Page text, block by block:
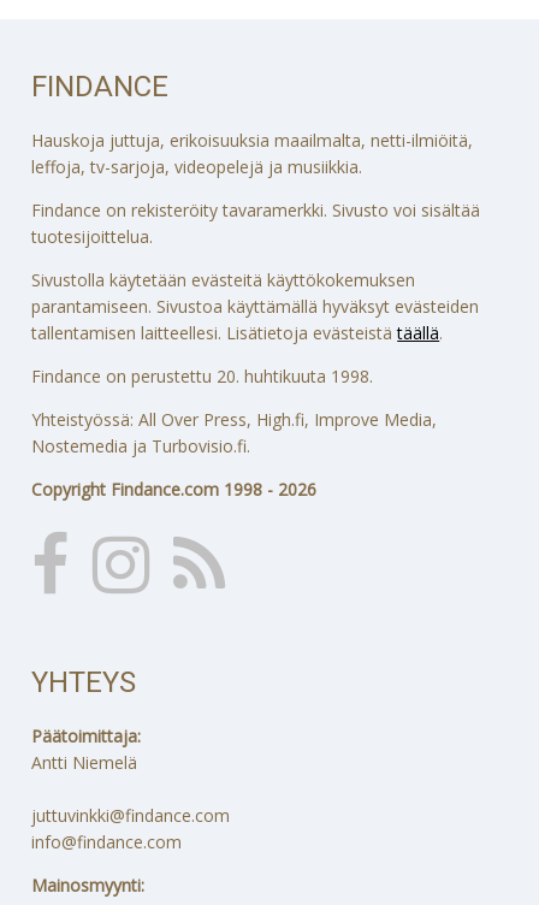
FINDANCE
Hauskoja juttuja, erikoisuuksia maailmalta, netti-ilmiöitä,
leffoja, tv-sarjoja, videopelejä ja musiikkia.
Findance on rekisteröity tavaramerkki. Sivusto voi sisältää
tuotesijoittelua.
Sivustolla käytetään evästeitä käyttökokemuksen
parantamiseen. Sivustoa käyttämällä hyväksyt evästeiden
tallentamisen laitteellesi. Lisätietoja evästeistätäällä.
Findance on perustettu 20. huhtikuuta 1998.
Yhteistyössä: All Over Press, High.fi, Improve Media,
Nostemedia ja Turbovisio.fi.
Copyright Findance.com 1998 - 2026
YHTEYS
Päätoimittaja:
Antti Niemelä
juttuvinkki@findance.com
info@findance.com
Mainosmyynti: